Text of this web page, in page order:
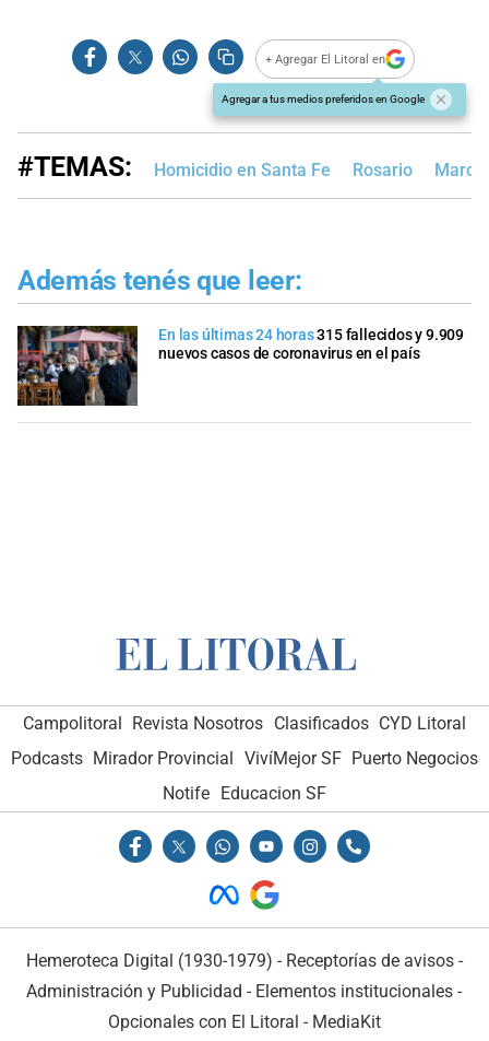
+ Agregar El Litoral en
Agregar a tus medios preferidos en Google
#TEMAS: Homicidio en Santa Fe Rosario
Además tenés que leer:
En las últimas 24 horas315 fallecidos y 9.909
nuevos casos de coronavirus en el país
Campolitoral Revista Nosotros Clasificados CYD Litoral
Podcasts Mirador Provincial VivíMejor SF Puerto Negocios
Notife Educacion SF
Hemeroteca Digital (1930-1979) - Receptorías de avisos -
Administración y Publicidad - Elementos institucionales -
Opcionales con El Litoral - MediaKit